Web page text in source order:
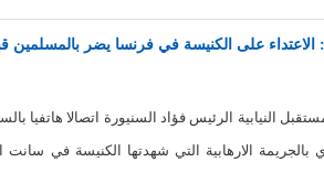
الاعتداء على الكنيسة في فرنسا يضر بالمسلمين
النيابية الرئيس فؤاد السنيورة اتصالا هاتفيا
بالجريمة الارهابية التي شهدتها الكنيسة في